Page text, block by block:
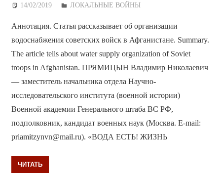
14/02/2019 Дежурный по Редакции
ЛОКАЛЬНЫЕ ВОЙНЫ
Аннотация. Статья рассказывает об организации
водоснабжения советских войск в Афганистане. Summary.
The article tells about water supply organization of Soviet
troops in Afghanistan. ПРЯМИЦЫН Владимир Николаевич
— заместитель начальника отдела Научно-
исследовательского института (военной истории)
Военной академии Генерального штаба ВС РФ,
подполковник, кандидат военных наук (Москва. E-mail:
priamitzynvn@mail.ru). «ВОДА ЕСТЬ! ЖИЗНЬ
ЧИТАТЬ